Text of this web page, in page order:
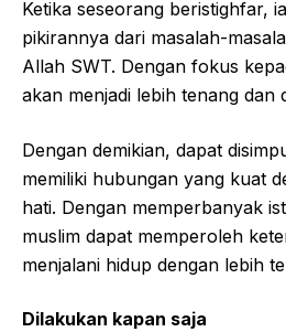
Ketika seseorang beristighfar,
pikirannya dari masalah-
Allah SWT. Dengan fokus
akan menjadi lebih tenang dan
Dengan demikian, dapat
memiliki hubungan yang kuat
hati. Dengan memperbanyak
muslim dapat memperoleh
menjalani hidup dengan lebih
Dilakukan kapan saja